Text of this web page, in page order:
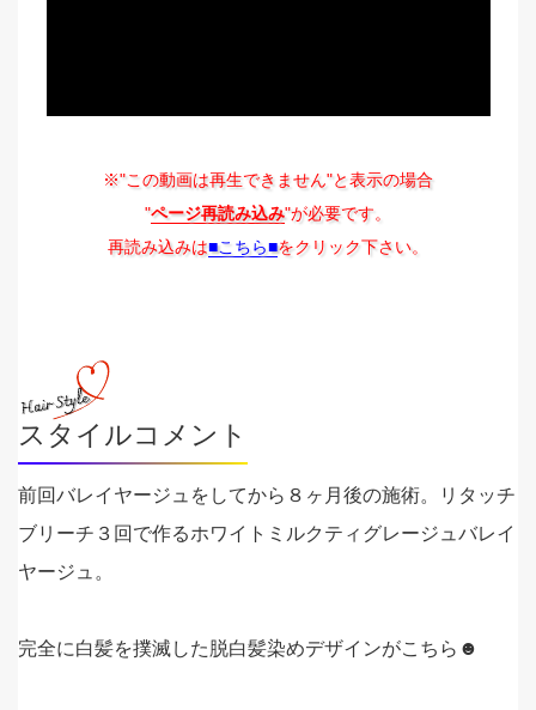
※"この動画は再生できません"と表示の場合
"ページ再読み込み"が必要です。
再読み込みは■こちら■をクリック下さい。
スタイルコメント
前回バレイヤージュをしてから８ヶ月後の施術。リタッチ
ブリーチ３回で作るホワイトミルクティグレージュバレイ
ヤージュ。
完全に白髪を撲滅した脱白髪染めデザインがこちら☻